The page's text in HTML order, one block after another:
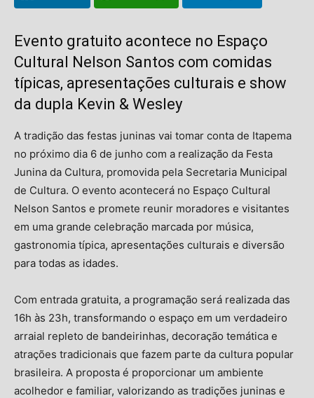
Evento gratuito acontece no Espaço
Cultural Nelson Santos com comidas
típicas, apresentações culturais e show
da dupla Kevin & Wesley
A tradição das festas juninas vai tomar conta de Itapema
no próximo dia 6 de junho com a realização da Festa
Junina da Cultura, promovida pela Secretaria Municipal
de Cultura. O evento acontecerá no Espaço Cultural
Nelson Santos e promete reunir moradores e visitantes
em uma grande celebração marcada por música,
gastronomia típica, apresentações culturais e diversão
para todas as idades.
Com entrada gratuita, a programação será realizada das
16h às 23h, transformando o espaço em um verdadeiro
arraial repleto de bandeirinhas, decoração temática e
atrações tradicionais que fazem parte da cultura popular
brasileira. A proposta é proporcionar um ambiente
acolhedor e familiar, valorizando as tradições juninas e